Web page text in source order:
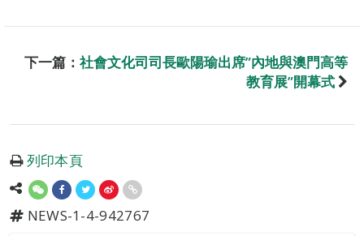
下一篇： 社會文化司司長歐陽瑜出席”內地與澳門高等
教育展”開幕式
列印本頁
NEWS-1-4-942767